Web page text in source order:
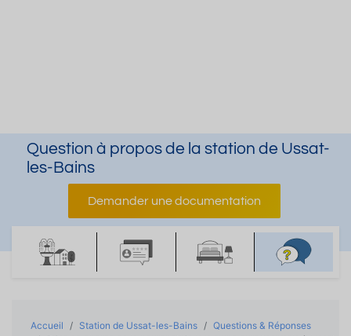
Question à propos de la station de Ussat-
les-Bains
Demander une documentation
Accueil Station de Ussat-les-Bains
Questions & Réponses